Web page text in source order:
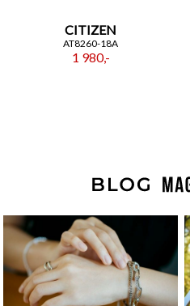
CITIZEN
AT8260-18A
1 980,-